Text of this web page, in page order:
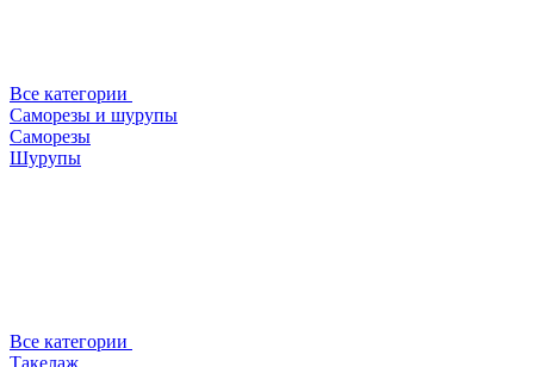
Все категории
Саморезы и шурупы
Саморезы
Шурупы
Все категории
Такелаж